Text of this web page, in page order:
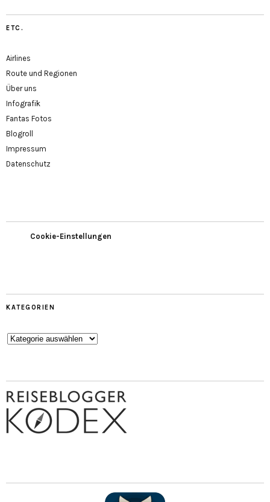
ETC.
Airlines
Route und Regionen
Über uns
Infografik
Fantas Fotos
Blogroll
Impressum
Datenschutz
Cookie-Einstellungen
KATEGORIEN
Kategorien